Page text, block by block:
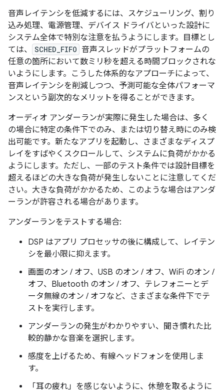
音声レイテンシを低減するには、スケジューリング、割り
込み処理、電源管理、デバイス ドライバといった設計に
システム全体で特別な注意を払うようにします。目標とし
ては、
SCHED_FIFO 音声スレッドがプラットフォームの
任意の箇所において数ミリ秒を超える時間ブロックされな
いようにします。こうした体系的なアプローチによって、
音声レイテンシを削減しつつ、予測可能な全体パフォーマ
ンスという副次的なメリットを得ることができます。
オーディオ アンダーランが実際に発生した場合は、多く
の場合に特定の条件下でのみ、または切り替え時にのみ検
出可能です。新たなアプリを起動し、さまざまなディスプ
レイをすばやくスクロールして、システムに負荷がかかる
ようにします。ただし、一部のテスト条件では設計目標を
超えるほどの大きな負荷が発生しないことに注意してくだ
さい。大きな負荷がかかるため、このような場合はアンダ
ーランが許容される場合があります。
アンダーランをテストする場合:
DSP はアプリ プロセッサの後に構成して、レイテン
シを最小限に抑えます。
画面のオン / オフ、USB のオン / オフ、WiFi のオン /
オフ、Bluetooth のオン / オフ、テレフォニーとデ
ータ無線のオン / オフなど、さまざまな条件下でテ
ストを実行します。
アンダーランの発生がわかりやすい、聞き慣れた比
較的静かな音楽を選択します。
感度を上げるため、有線ヘッドフォンを使用しま
す。
「耳の疲れ」を感じないように、休憩を取るように